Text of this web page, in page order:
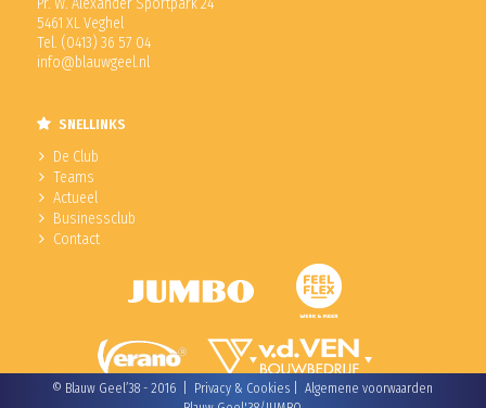
Pr. W. Alexander Sportpark 24
5461 XL Veghel
Tel. (0413) 36 57 04
info@blauwgeel.nl
SNELLINKS
De Club
Teams
Actueel
Businessclub
Contact
© Blauw Geel’38 - 2016 | Privacy & Cookies |Algemene voorwaarden